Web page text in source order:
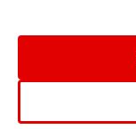
MYLENE FARMER